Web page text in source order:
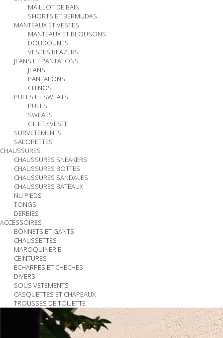
MAILLOT DE BAIN
SHORTS ET BERMUDAS
MANTEAUX ET VESTES
MANTEAUX ET BLOUSONS
DOUDOUNES
VESTES BLAZERS
JEANS ET PANTALONS
JEANS
PANTALONS
CHINOS
PULLS ET SWEATS
PULLS
SWEATS
GILET / VESTE
SURVETEMENTS
SALOPETTES
CHAUSSURES
CHAUSSURES SNEAKERS
CHAUSSURES BOTTES
CHAUSSURES SANDALES
CHAUSSURES BATEAUX
NU PIEDS
TONGS
DERBIES
ACCESSOIRES
BONNETS ET GANTS
CHAUSSETTES
MAROQUINERIE
CEINTURES
ECHARPES ET CHECHES
DIVERS
SOUS VETEMENTS
CASQUETTES ET CHAPEAUX
TROUSSES DE TOILETTE